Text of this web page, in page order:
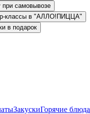
ЗакускиГорячие блюда